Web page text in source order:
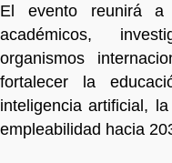
El evento reunirá a
académicos,
organismos
fortalecer la
inteligencia artificial,
empleabilidad hacia